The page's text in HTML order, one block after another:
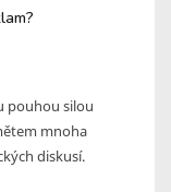
pouhou silou
mnoha
diskusí.